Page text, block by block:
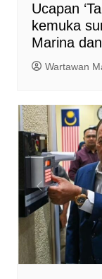
Ucapan
kemuka
Marina
Wartawan